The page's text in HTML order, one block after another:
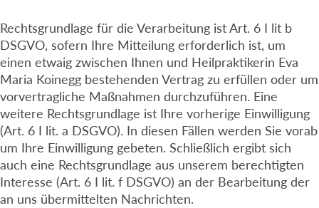
Rechtsgrundlage für die Verarbeitung ist Art. 6 I lit b
DSGVO, sofern Ihre Mitteilung erforderlich ist, um
einen etwaig zwischen Ihnen und Heilpraktikerin Eva
Maria Koinegg bestehenden Vertrag zu erfüllen oder um
vorvertragliche Maßnahmen durchzuführen. Eine
weitere Rechtsgrundlage ist Ihre vorherige Einwilligung
(Art. 6 I lit. a DSGVO). In diesen Fällen werden Sie vorab
um Ihre Einwilligung gebeten. Schließlich ergibt sich
auch eine Rechtsgrundlage aus unserem berechtigten
Interesse (Art. 6 I lit. f DSGVO) an der Bearbeitung der
an uns übermittelten Nachrichten.